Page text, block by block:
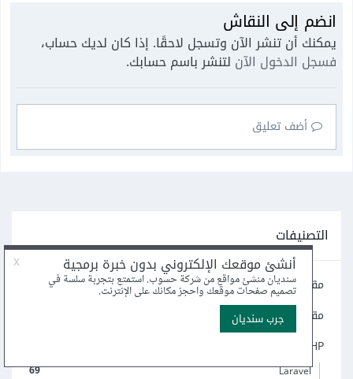
انضم إلى النقاش
يمكنك أن تنشر الآن وتسجل لاحقًا. إذا كان لديك حساب،
فسجل الدخول الآن لتنشر باسم حسابك.
أضف تعليق
التصنيفات
260 مقالات برمجة عامة
مقالات برمجة متقدمة
PHP
69
Laravel